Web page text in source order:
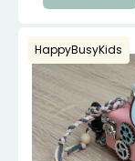
HappyBusyKids